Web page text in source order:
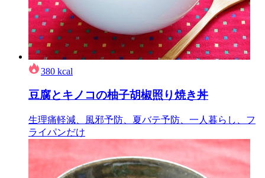
380 kcal
豆腐とキノコの柚子胡椒照り焼き丼
生理痛軽減、風邪予防、夏バテ予防、一人暮らし、フ
ライパンだけ